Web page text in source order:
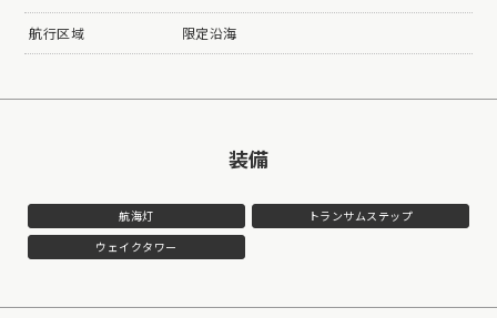
航行区域 限定沿海
装備
航海灯
トランサムステップ
ウェイクタワー